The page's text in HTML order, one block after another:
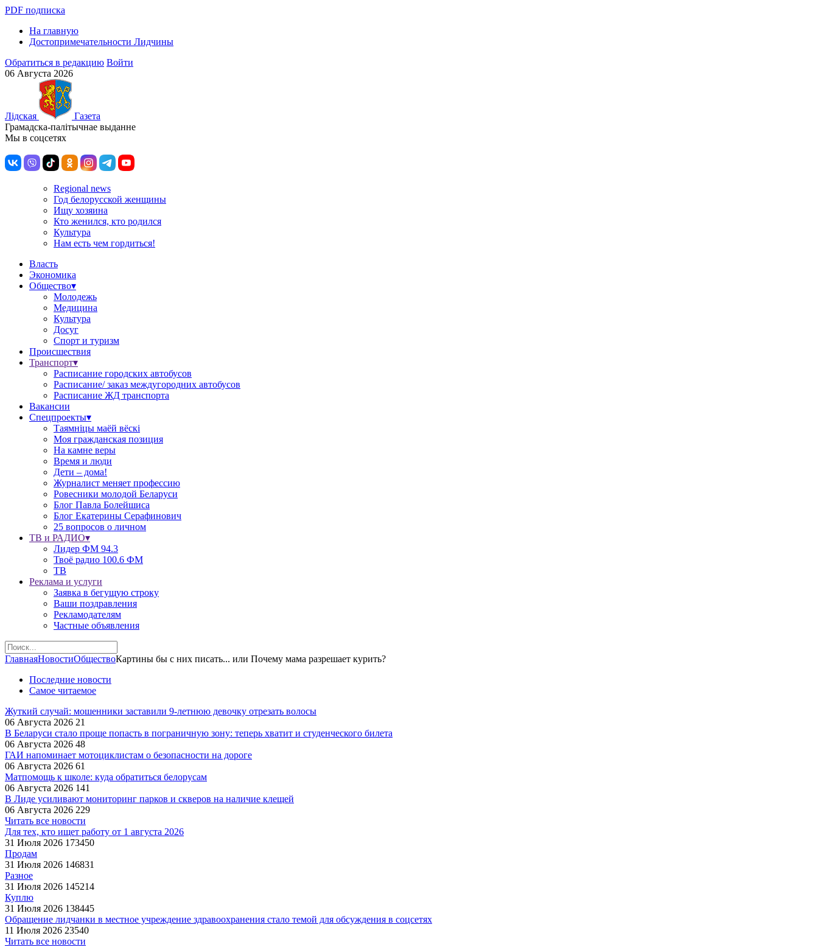
PDF подписка
На главную
Достопримечательности Лидчины
Обратиться в редакцию Войти
06 Августа 2026
Лiдская
Газета
Грамадска-палiтычнае выданне
Мы в соцсетях
Regional news
Год белорусской женщины
Ищу хозяина
Кто женился, кто родился
Культура
Нам есть чем гордиться!
Власть
Экономика
Общество▾
Молодежь
Медицина
Культура
Досуг
Спорт и туризм
Происшествия
Транспорт▾
Расписание городских автобусов
Расписание/ заказ междугородних автобусов
Расписание ЖД транспорта
Вакансии
Спецпроекты▾
Таямніцы маёй вёскі
Моя гражданская позиция
На камне веры
Время и люди
Дети – дома!
Журналист меняет профессию
Ровесники молодой Беларуси
Блог Павла Болейшиса
Блог Екатерины Серафинович
25 вопросов о личном
ТВ и РАДИО▾
Лидер ФМ 94.3
Твоё радио 100.6 ФМ
ТВ
Реклама и услуги
Заявка в бегущую строку
Ваши поздравления
Рекламодателям
Частные объявления
ГлавнаяНовостиОбществоКартины бы с них писать... или Почему мама разрешает курить?
Последние новости
Самое читаемое
Жуткий случай: мошенники заставили 9‑летнюю девочку отрезать волосы
06 Августа 2026 21
В Беларуси стало проще попасть в пограничную зону: теперь хватит и студенческого билета
06 Августа 2026 48
ГАИ напоминает мотоциклистам о безопасности на дороге
06 Августа 2026 61
Матпомощь к школе: куда обратиться белорусам
06 Августа 2026 141
В Лиде усиливают мониторинг парков и скверов на наличие клещей
06 Августа 2026 229
Читать все новости
Для тех, кто ищет работу от 1 августа 2026
31 Июля 2026 173450
Продам
31 Июля 2026 146831
Разное
31 Июля 2026 145214
Куплю
31 Июля 2026 138445
Обращение лидчанки в местное учреждение здравоохранения стало темой для обсуждения в соцсетях
11 Июля 2026 23540
Читать все новости